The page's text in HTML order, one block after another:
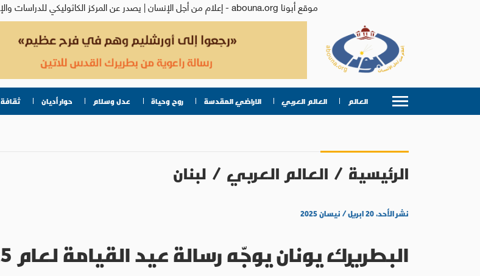
موقع أبونا abouna.org - إعلام من أجل الإنسان | يصدر عن المركز الكاثوليكي للدراسات والإعلام في الأردن - رئيس التحرير: الأب د.رفعت بدر
العالم العالم العربي الاراضي المقدسة روح وحياة عدل وسلام حوار أديان ثقافة
الرئيسية / العالم العربي / لبنان
نشر الأحد، ٢٠ ابريل / نيسان ٢٠٢٥
البطريرك يونان يوجّه رسالة عيد القيامة لعام 2025